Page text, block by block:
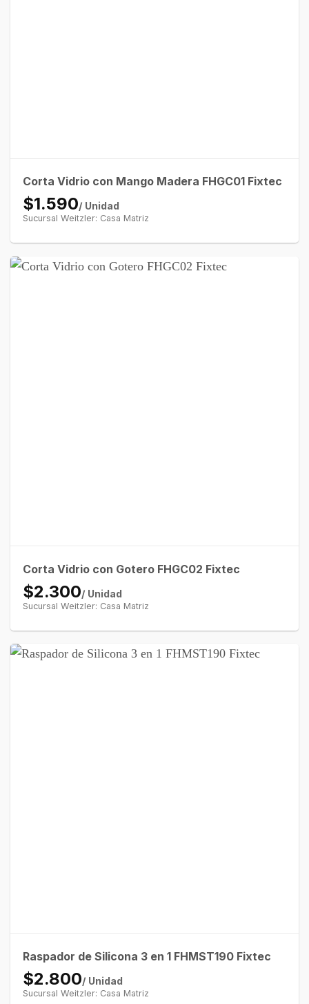
Corta Vidrio con Mango Madera FHGC01 Fixtec
$1.590/ Unidad
Sucursal Weitzler: Casa Matriz
Corta Vidrio con Gotero FHGC02 Fixtec
$2.300/ Unidad
Sucursal Weitzler: Casa Matriz
Raspador de Silicona 3 en 1 FHMST190 Fixtec
$2.800/ Unidad
Sucursal Weitzler: Casa Matriz